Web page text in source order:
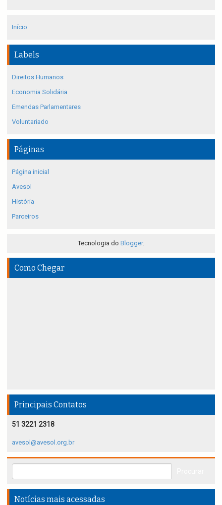
Início
Labels
Direitos Humanos
Economia Solidária
Emendas Parlamentares
Voluntariado
Páginas
Página inicial
Avesol
História
Parceiros
Tecnologia do Blogger.
Como Chegar
Principais Contatos
51 3221 2318
avesol@avesol.org.br
Notícias mais acessadas